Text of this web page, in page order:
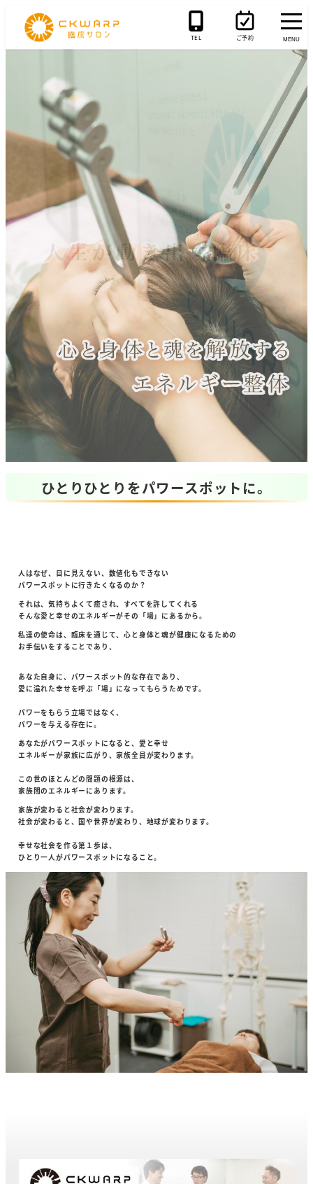
ン
ン
動
TEL ご予約 MENU
ひとりひとりをパワースポットに。
人はなぜ、目に見えない、数値化もできない
パワースポットに行きたくなるのか？
それは、気持ちよくて癒され、すべてを許してくれる
そんな愛と幸せのエネルギーがその「場」にあるから。
私達の使命は、臨床を通じて、心と身体と魂が健康になるための
お手伝いをすることであり、
あなた自身に、パワースポット的な存在であり、
愛に溢れた幸せを呼ぶ「場」になってもらうためです。
パワーをもらう立場ではなく、
パワーを与える存在に。
あなたがパワースポットになると、愛と幸せ
エネルギーが家族に広がり、家族全員が変わります。
この世のほとんどの問題の根源は、
家族間のエネルギーにあります。
家族が変わると社会が変わります。
社会が変わると、国や世界が変わり、地球が変わります。
幸せな社会を作る第１歩は、
ひとり一人がパワースポットになること。